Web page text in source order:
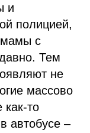
и
полицией,
мамы с
Тем
не
массово
то
автобусе –